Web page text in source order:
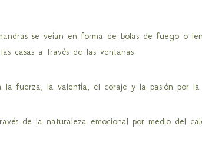
se veían en forma de bolas de fuego o
casas a través de las ventanas.
la fuerza, la valentía, el coraje y la pasión por la
de la naturaleza emocional por medio del